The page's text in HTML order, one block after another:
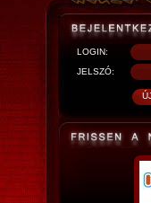
LOGIN:
JELSZÓ: